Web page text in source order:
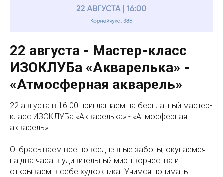
22 августа - Мастер-класс
ИЗОКЛУБа «Акварелька» -
«Атмосферная акварель»
22 августа в 16.00 приглашаем на бесплатный мастер-
класс ИЗОКЛУБа «Акварелька» - «Атмосферная
акварель».
Отбрасываем все повседневные заботы, окунаемся
на два часа в удивительный мир творчества и
открываем в себе художника. Учимся понимать